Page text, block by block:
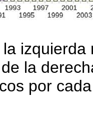
la
por